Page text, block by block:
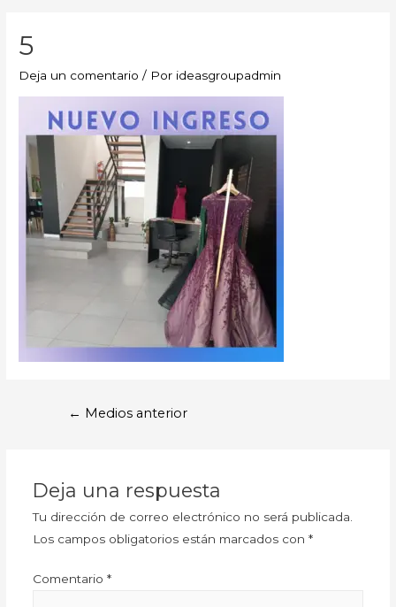
5
Deja un comentario / Por ideasgroupadmin
← Medios anterior
Deja una respuesta
Tu dirección de correo electrónico no será publicada.
Los campos obligatorios están marcados con *
Comentario *